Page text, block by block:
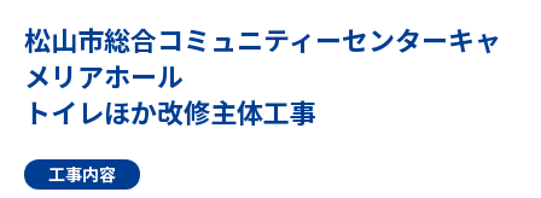
松山市総合コミュニティーセンターキャ
メリアホール
トイレほか改修主体工事
工事内容